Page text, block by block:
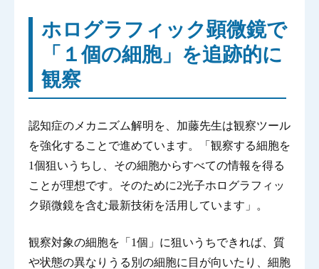
ホログラフィック顕微鏡で
「１個の細胞」を追跡的に
観察
認知症のメカニズム解明を、加藤先生は観察ツール
を強化することで進めています。「観察する細胞を
1個狙いうちし、その細胞からすべての情報を得る
ことが理想です。そのために2光子ホログラフィッ
ク顕微鏡を含む最新技術を活用しています」。
観察対象の細胞を「1個」に狙いうちできれば、質
や状態の異なりうる別の細胞に目が向いたり、細胞